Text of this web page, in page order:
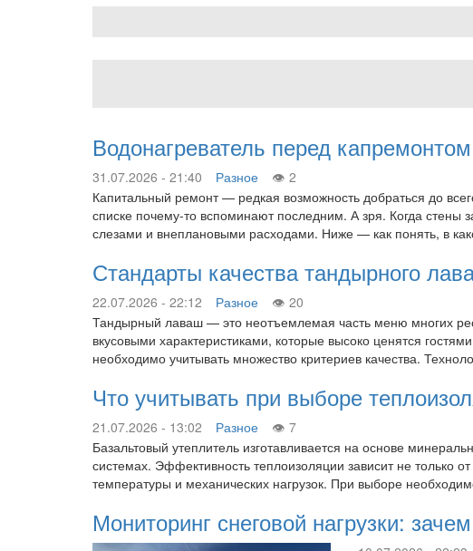
Водонагреватель перед
31.07.2026 - 21:40 Разное
2
Капитальный ремонт — редкая возможность добраться до
списке почему-то вспоминают последним. А зря. Когда
слезами и внеплановыми расходами. Ниже — как понять, в
Стандарты качества тандырного
22.07.2026 - 22:12 Разное
20
Тандырный лаваш — это неотъемлемая часть меню многих
вкусовыми характеристиками, которые высоко ценятся
необходимо учитывать множество критериев качества.
Что учитывать при выборе
21.07.2026 - 13:02 Разное
7
Базальтовый утеплитель изготавливается на основе
системах. Эффективность теплоизоляции зависит не только
температуры и механических нагрузок. При выборе
Мониторинг снеговой нагрузки: